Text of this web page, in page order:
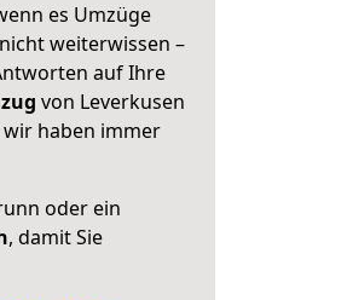
es Umzüge
weiterwissen –
auf Ihre
von Leverkusen
wir haben immer
oder ein
, damit Sie